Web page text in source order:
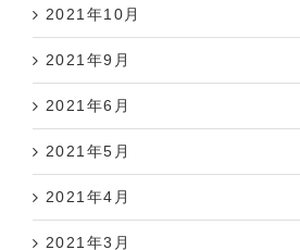
2021年10月
2021年9月
2021年6月
2021年5月
2021年4月
2021年3月